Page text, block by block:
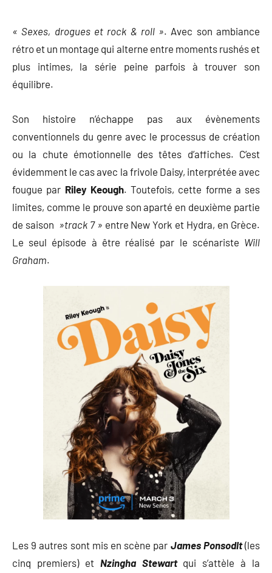
« Sexes, drogues et rock & roll ». Avec son ambiance
rétro et un montage qui alterne entre moments rushés et
plus intimes, la série peine parfois à trouver son
équilibre.
Son histoire n’échappe pas aux évènements
conventionnels du genre avec le processus de création
ou la chute émotionnelle des têtes d’affiches. C’est
évidemment le cas avec la frivole Daisy, interprétée avec
fougue par Riley Keough. Toutefois, cette forme a ses
limites, comme le prouve son aparté en deuxième partie
de saison »track 7 » entre New York et Hydra, en Grèce.
Le seul épisode à être réalisé par le scénariste Will
Graham.
Les 9 autres sont mis en scène par James Ponsodlt(les
cinq premiers) et Nzingha Stewart qui s’attèle à la